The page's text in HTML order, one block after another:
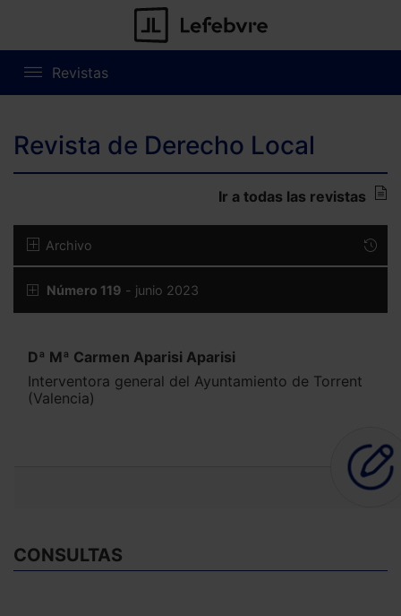
Revistas
Revista de Derecho Local
Ir a todas las revistas
Archivo
Número 119 - junio 2023
Dª Mª Carmen Aparisi Aparisi
Interventora general del Ayuntamiento de Torrent
(Valencia)
CONSULTAS